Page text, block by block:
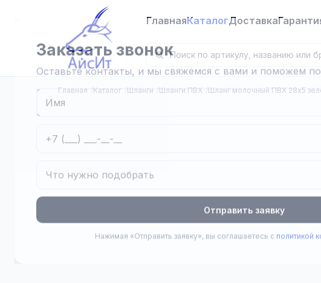
ГлавнаяКаталогДоставка
Главная Каталог Шланги Шланги ПВХ Шланг молочный ПВХ 28х5
Заказать звонок
Оставьте контакты, и мы свяжемся с вами и поможем
Отправить заявку
Нажимая «Отправить заявку», вы соглашаетесь с политикой